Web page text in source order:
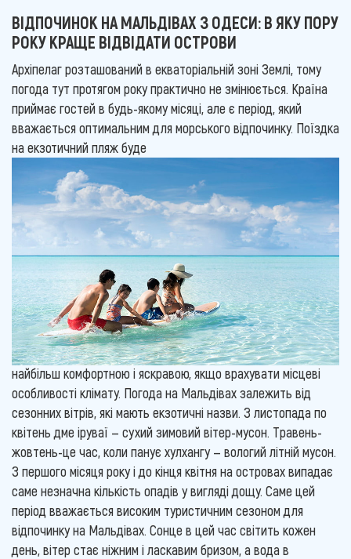
ВІДПОЧИНОК НА МАЛЬДІВАХ З ОДЕСИ: В ЯКУ ПОРУ
РОКУ КРАЩЕ ВІДВІДАТИ ОСТРОВИ
Архіпелаг розташований в екваторіальній зоні Землі, тому
погода тут протягом року практично не змінюється. Країна
приймає гостей в будь-якому місяці, але є період, який
вважається оптимальним для морського відпочинку. Поїздка
на екзотичний пляж буде
найбільш комфортною і яскравою, якщо врахувати місцеві
особливості клімату. Погода на Мальдівах залежить від
сезонних вітрів, які мають екзотичні назви. З листопада по
квітень дме іруваї — сухий зимовий вітер-мусон. Травень-
жовтень-це час, коли панує хулхангу — вологий літній мусон.
З першого місяця року і до кінця квітня на островах випадає
саме незначна кількість опадів у вигляді дощу. Саме цей
період вважається високим туристичним сезоном для
відпочинку на Мальдівах. Сонце в цей час світить кожен
день, вітер стає ніжним і ласкавим бризом, а вода в